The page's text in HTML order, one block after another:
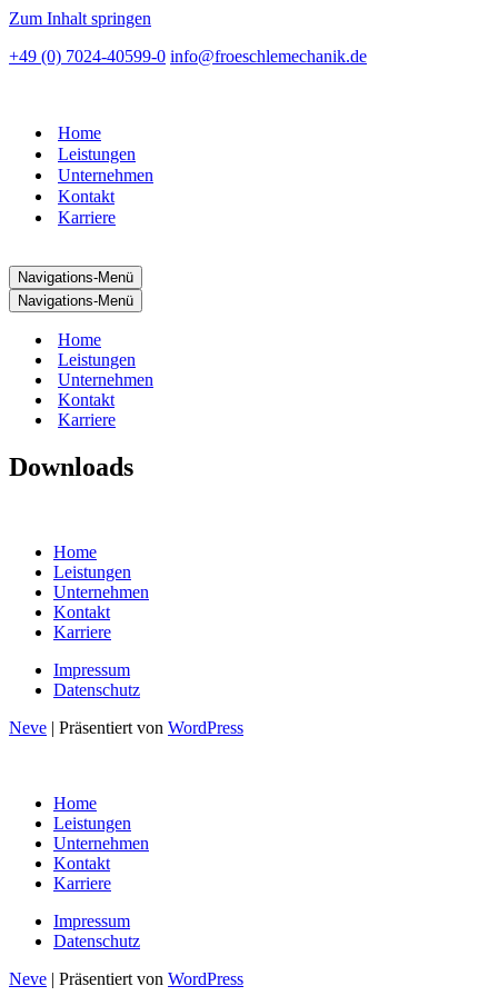
Zum Inhalt springen
+49 (0) 7024-40599-0 info@froeschlemechanik.de
Home
Leistungen
Unternehmen
Kontakt
Karriere
Navigations-Menü
Navigations-Menü
Home
Leistungen
Unternehmen
Kontakt
Karriere
Downloads
Home
Leistungen
Unternehmen
Kontakt
Karriere
Impressum
Datenschutz
Neve | Präsentiert von WordPress
Home
Leistungen
Unternehmen
Kontakt
Karriere
Impressum
Datenschutz
Neve | Präsentiert von WordPress